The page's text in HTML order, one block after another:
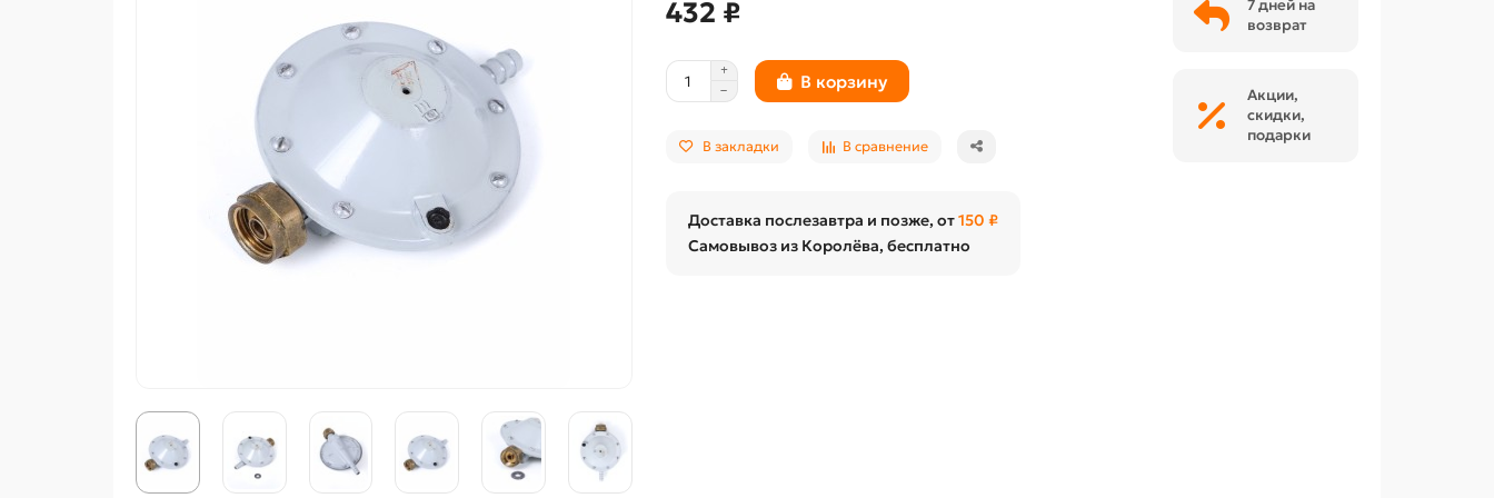
432 ₽
В корзину
В закладки В сравнение
Доставка послезавтра и позже, от150 ₽
Самовывоз из Королёва, бесплатно
7 дней на
возврат
Акции,
скидки,
подарки